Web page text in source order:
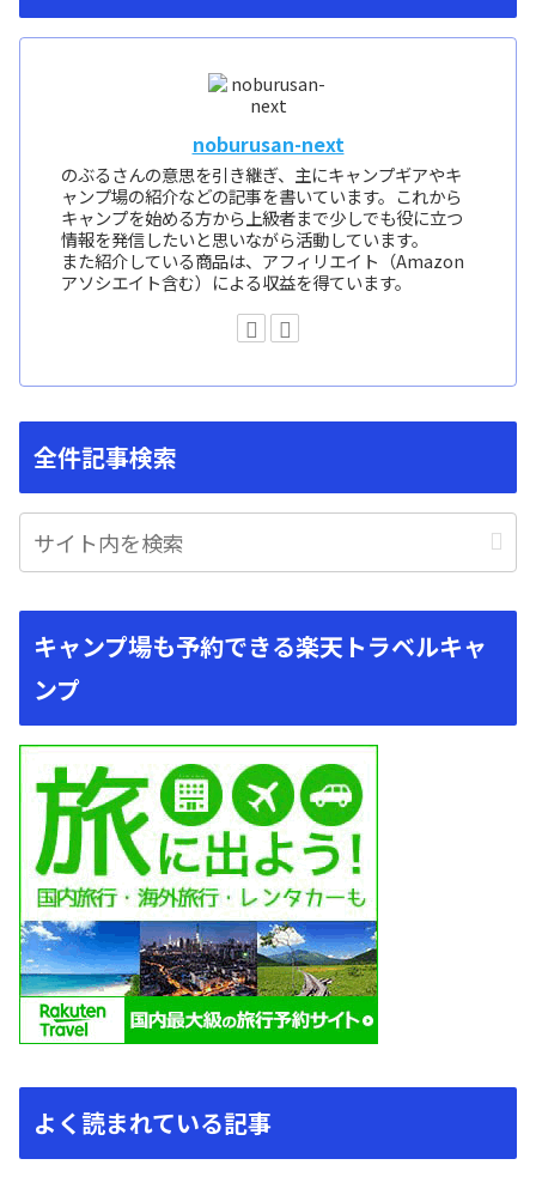
noburusan-next
のぶるさんの意思を引き継ぎ、主にキャンプギアやキ
ャンプ場の紹介などの記事を書いています。これから
キャンプを始める方から上級者まで少しでも役に立つ
情報を発信したいと思いながら活動しています。
また紹介している商品は、アフィリエイト（Amazon
アソシエイト含む）による収益を得ています。
全件記事検索
キャンプ場も予約できる楽天トラベルキャ
ンプ
よく読まれている記事